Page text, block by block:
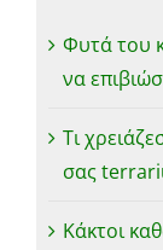
Φυτά του
να
Τι
σας
Κάκτοι